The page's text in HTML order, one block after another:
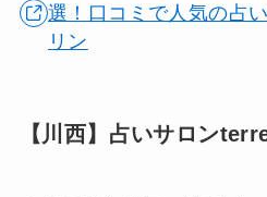
選！口コミで人気の占
リン
【川西】占いサロン